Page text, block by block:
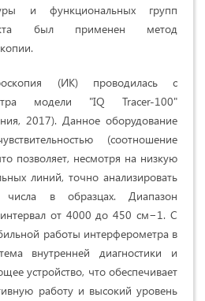
и функциональных групп
был применен метод
(ИК) проводилась с
модели "IQ Tracer-100"
2017). Данное оборудование
(соотношение
позволяет, несмотря на низкую
линий, точно анализировать
числа в образцах. Диапазон
от 4000 до 450 см−1. С
работы интерферометра в
внутренней диагностики и
устройство, что обеспечивает
работу и высокий уровень